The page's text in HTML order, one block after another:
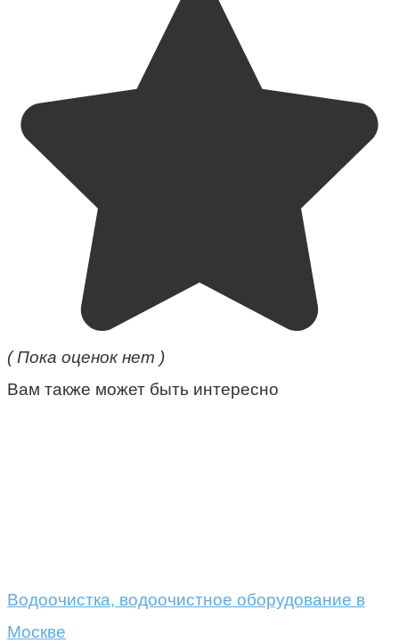
( Пока оценок нет )
Вам также может быть интересно
Водоочистка, водоочистное оборудование в
Москве